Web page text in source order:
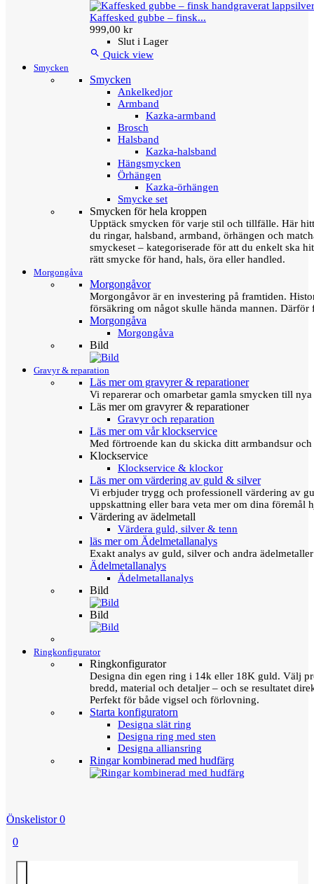
Kaffesked gubbe – finsk...
999,00 kr
Slut i Lager
 Quick view
Smycken
Smycken
Ankelkedjor
Armband
Kazka-armband
Brosch
Halsband
Kazka-halsband
Hängsmycken
Örhängen
Kazka-örhängen
Smycke set
Smycken för hela kroppen
Upptäck smycken för varje stil och tillfälle. Här
du ringar, halsband, armband, örhängen och
smyckeset – kategoriserade för att du enkelt ska
rätt smycke för hand, hals, öra eller handled.
Morgongåva
Morgongåvor
Morgongåvor är en investering på framtiden.
försäkring om något skulle hända mannen.
Morgongåva
Morgongåva
Bild
Gravyr & reparation
Läs mer om gravyrer & reparationer
Vi reparerar och omarbetar gamla smycken till
Läs mer om gravyrer & reparationer
Gravyr och reparation
Läs mer om vår klockservice
Med förtroende kan du skicka ditt armbandsur
Klockservice
Klockservice & klockor
Läs mer om värdering av guld & silver
Vi erbjuder trygg och professionell värdering av
uppskattning eller bara veta mer om dina föremål
Värdering av ädelmetall
Värdera guld, silver & tenn
läs mer om Ädelmetallanalys
Exakt analys av guld, silver och andra
Ädelmetallanalys
Ädelmetallanalys
Bild
Bild
Ringkonfigurator
Ringkonfigurator
Designa din egen ring i 14k eller 18K guld. Välj
bredd, material och detaljer – och se resultatet
Perfekt för både vigsel och förlovning.
Starta konfiguratorn
Designa slät ring
Designa ring med sten
Designa alliansring
Ringar kombinerad med hudfärg
Önskelistor 0
0